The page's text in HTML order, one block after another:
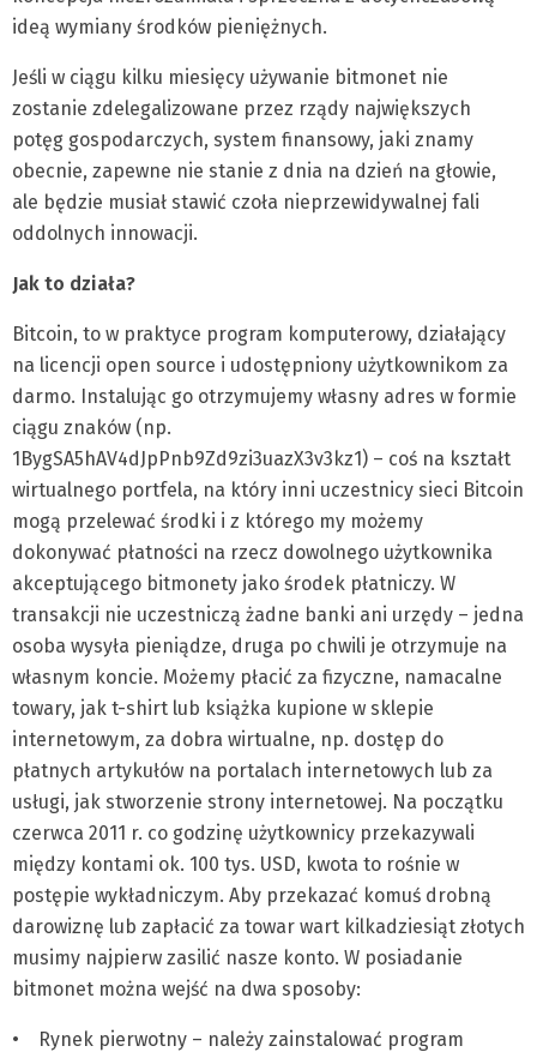
ideą wymiany środków pieniężnych.
Jeśli w ciągu kilku miesięcy używanie bitmonet nie
zostanie zdelegalizowane przez rządy największych
potęg gospodarczych, system finansowy, jaki znamy
obecnie, zapewne nie stanie z dnia na dzień na głowie,
ale będzie musiał stawić czoła nieprzewidywalnej fali
oddolnych innowacji.
Jak to działa?
Bitcoin, to w praktyce program komputerowy, działający
na licencji open source i udostępniony użytkownikom za
darmo. Instalując go otrzymujemy własny adres w formie
ciągu znaków (np.
1BygSA5hAV4dJpPnb9Zd9zi3uazX3v3kz1) – coś na kształt
wirtualnego portfela, na który inni uczestnicy sieci Bitcoin
mogą przelewać środki i z którego my możemy
dokonywać płatności na rzecz dowolnego użytkownika
akceptującego bitmonety jako środek płatniczy. W
transakcji nie uczestniczą żadne banki ani urzędy – jedna
osoba wysyła pieniądze, druga po chwili je otrzymuje na
własnym koncie. Możemy płacić za fizyczne, namacalne
towary, jak t-shirt lub książka kupione w sklepie
internetowym, za dobra wirtualne, np. dostęp do
płatnych artykułów na portalach internetowych lub za
usługi, jak stworzenie strony internetowej. Na początku
czerwca 2011 r. co godzinę użytkownicy przekazywali
między kontami ok. 100 tys. USD, kwota to rośnie w
postępie wykładniczym. Aby przekazać komuś drobną
darowiznę lub zapłacić za towar wart kilkadziesiąt złotych
musimy najpierw zasilić nasze konto. W posiadanie
bitmonet można wejść na dwa sposoby:
• Rynek pierwotny – należy zainstalować program